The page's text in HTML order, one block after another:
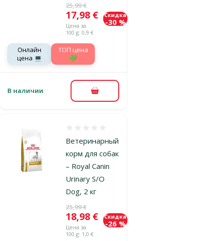
Исходная цена
25,99 €
Цена
17,98 €
Цена за
100 g: 0,9 €
Скидка
-30 %
Онлайн
цена 💻
TOП цена
💚
В наличии В корзину
Ветеринарный
корм для собак
– Royal Canin
Urinary S/O
Dog, 2 кг
Исходная цена
25,99 €
Цена
18,98 €
Цена за
100 g: 1,0 €
Скидка
-26 %